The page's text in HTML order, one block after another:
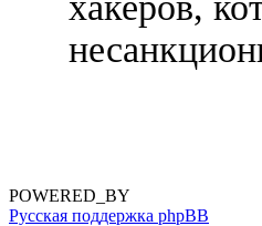
POWERED_BY
Русская поддержка phpBB